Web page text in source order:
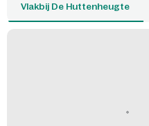
Vlakbij De Huttenheugte